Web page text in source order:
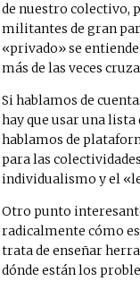
de nuestro colectivo,
militantes de gran
«privado» se
más de las veces
Si hablamos de
hay que usar una lista
hablamos de
para las
individualismo y el
Otro punto
radicalmente cómo
trata de enseñar
dónde están los